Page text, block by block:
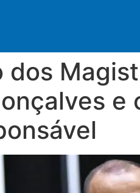
dos
e